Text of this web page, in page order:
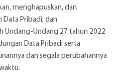
menghapuskan, dan
Data Pribadi; dan
Undang-Undang 27 tahun 2022
Data Pribadi serta
dan segala perubahannya